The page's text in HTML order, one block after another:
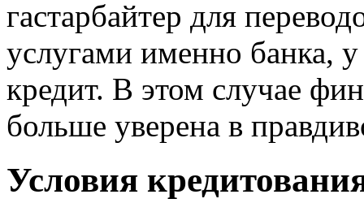
гастарбайтер для
услугами именно банка,
кредит. В этом случае
больше уверена в
Условия